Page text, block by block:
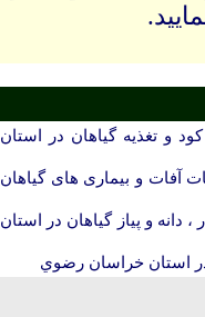
و تغذیه گیاهان در استان
آفات و بیماری های گیاهان
و پیاز گیاهان در استان
استان خراسان رضوي